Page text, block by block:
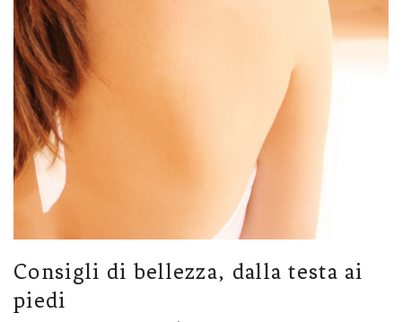
Consigli di bellezza, dalla testa ai
piedi